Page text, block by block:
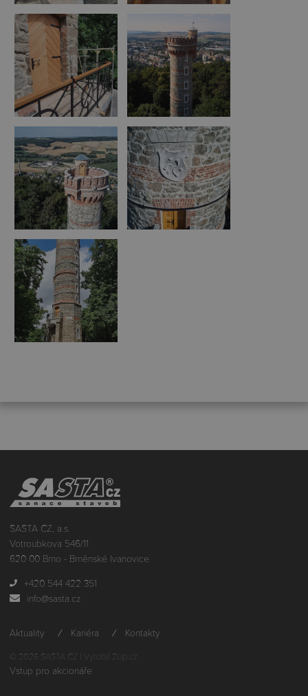
SASTA CZ, a.s.
Votroubkova 546/11
620 00 Brno - Brněnské Ivanovice
+420 544 422 351
info@sasta.cz
Aktuality Kariéra Kontakty
© 2026 SASTA CZ | Vyrobil 2Up.cz
Vstup pro akcionáře